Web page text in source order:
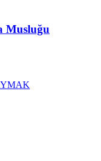
Musluğu